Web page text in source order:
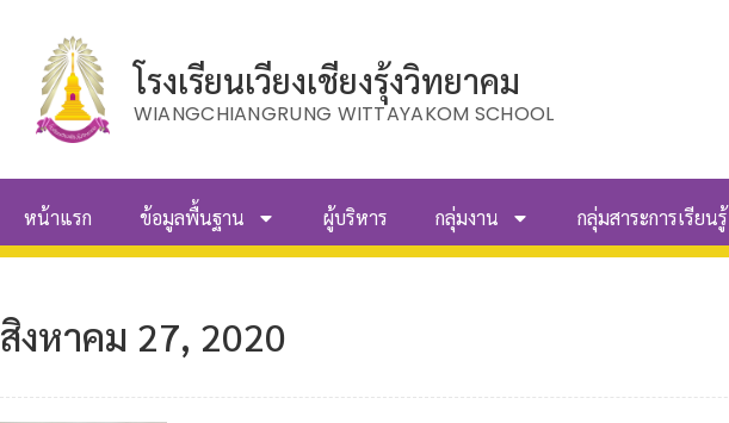
โรงเรียนเวียงเชียงรุ้งวิทยาคม
WIANGCHIANGRUNG WITTAYAKOM SCHOOL
หน้าแรก ข้อมูลพื้นฐาน ผู้บริหาร กลุ่มงาน กลุ่มสาระการเรียนรู้
สิงหาคม 27, 2020